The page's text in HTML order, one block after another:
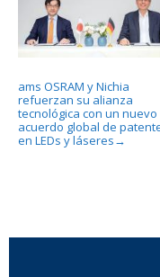
ams OSRAM y Nichia
refuerzan su alianza
tecnológica con un nuevo
acuerdo global de
en LEDs y láseres →